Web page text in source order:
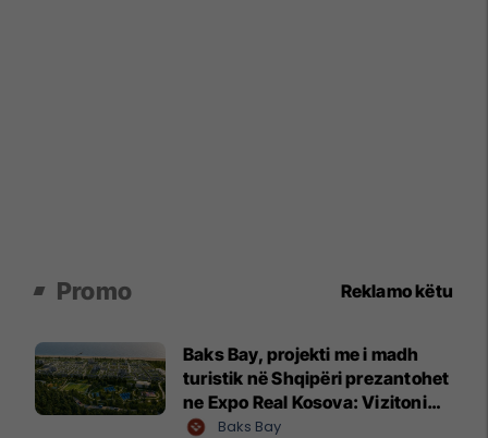
Promo Reklamo këtu
Baks Bay, projekti me i madh
turistik në Shqipëri prezantohet
ne Expo Real Kosova: Vizitoni
shtandin dhe zbuloni
Baks Bay